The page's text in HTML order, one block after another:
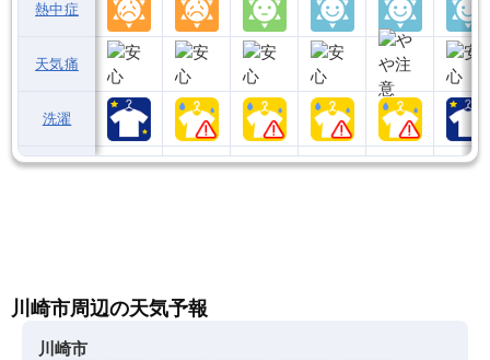
熱中症
天気痛
洗濯
川崎市周辺の天気予報
川崎市